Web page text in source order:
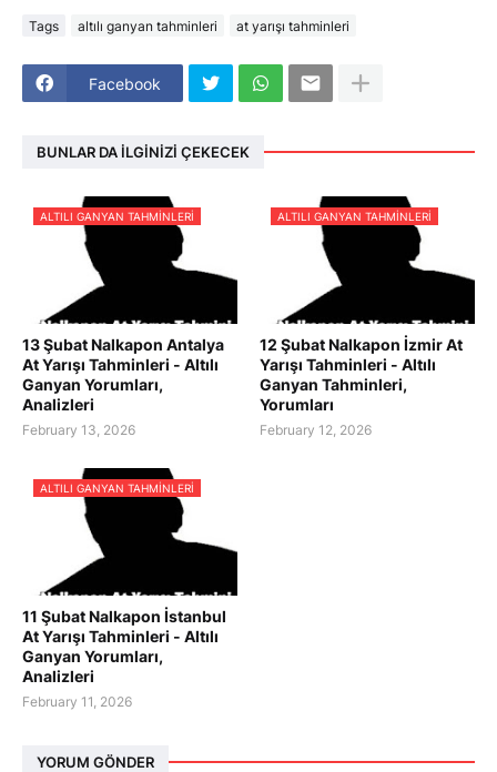
Tags altılı ganyan tahminleri at yarışı tahminleri
Facebook
BUNLAR DA İLGINIZI ÇEKECEK
ALTILI GANYAN TAHMINLERI
13 Şubat Nalkapon Antalya
At Yarışı Tahminleri - Altılı
Ganyan Yorumları,
Analizleri
February 13, 2026
ALTILI GANYAN TAHMINLERI
12 Şubat Nalkapon İzmir At
Yarışı Tahminleri - Altılı
Ganyan Tahminleri,
Yorumları
February 12, 2026
ALTILI GANYAN TAHMINLERI
11 Şubat Nalkapon İstanbul
At Yarışı Tahminleri - Altılı
Ganyan Yorumları,
Analizleri
February 11, 2026
YORUM GÖNDER